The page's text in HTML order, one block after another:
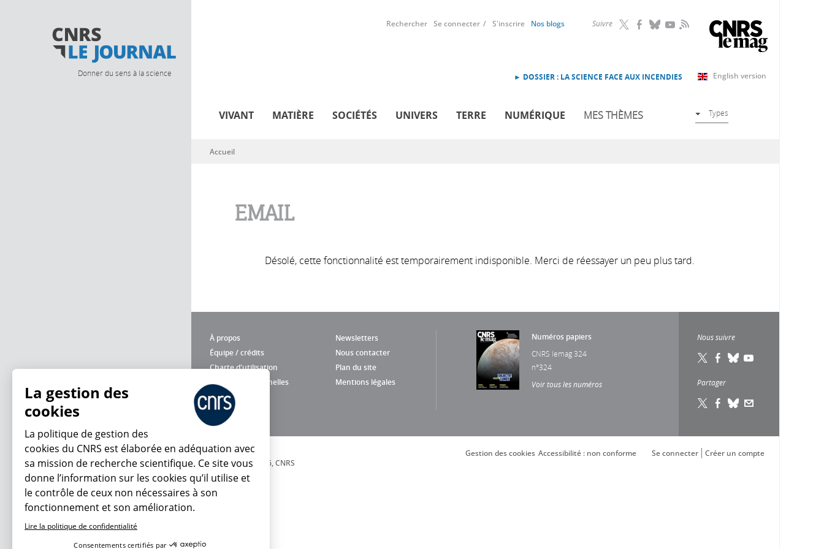
Donner du sens à la science
Suivre RSS
Rechercher Se connecter S'inscrire Nos blogs
English version
► DOSSIER : LA SCIENCE FACE AUX INCENDIES
VIVANT MATIÈRE SOCIÉTÉS UNIVERS TERRE NUMÉRIQUE MES THÈMES Types
Vous êtes ici
Accueil
EMAIL
Désolé, cette fonctionnalité est temporairement indisponible. Merci de réessayer un peu plus tard.
À propos
Newsletters
Équipe / crédits
Nous contacter
Charte d'utilisation
Plan du site
Données personnelles
Mentions légales
Numéros papiers
CNRS lemag 324
n°324
Voir tous les numéros
Nous suivre
Partager
© 2026, CNRS
Créer un compte
Se connecter
Accessibilité : non conforme
Gestion des cookies
La gestion des
cookies
La politique de gestion des
cookies du CNRS est élaborée en adéquation avec
sa mission de recherche scientifique. Ce site vous
donne l’information sur les cookies qu’il utilise et
le contrôle de ceux non nécessaires à son
fonctionnement et son amélioration.
Lire la politique de confidentialité
Consentements certifiés par